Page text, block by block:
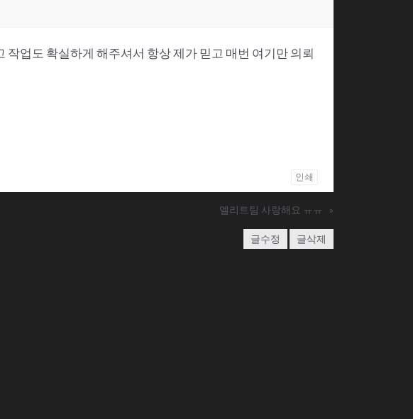
업도 확실하게 해주셔서 항상 제가 믿고 매번 여기만 의뢰
인쇄
엘리트팀 사랑해요 ㅠㅠ »
글수정 글삭제